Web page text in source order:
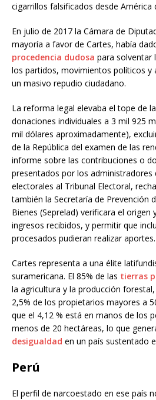
cigarrillos falsificados desde América
En julio de 2017 la Cámara de
mayoría a favor de Cartes, había
procedencia dudosa para solventar
los partidos, movimientos políticos y
un masivo repudio ciudadano.
La reforma legal elevaba el tope de
donaciones individuales a 3 mil 925
mil dólares aproximadamente),
de la República del examen de las
informe sobre las contribuciones o
presentados por los administradores
electorales al Tribunal Electoral,
también la Secretaría de Prevención
Bienes (Seprelad) verificara el origen
ingresos recibidos, y permitir que
procesados pudieran realizar aportes.
Cartes representa a una élite
suramericana. El 85% de las tierras
la agricultura y la producción
2,5% de los propietarios mayores a
que el 4,12 % está en manos de los
menos de 20 hectáreas, lo que
desigualdad en un país sustentado
Perú
El perfil de narcoestado en ese país